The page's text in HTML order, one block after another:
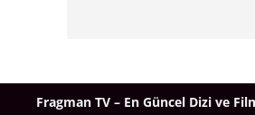
Fragman TV – En Güncel Dizi ve